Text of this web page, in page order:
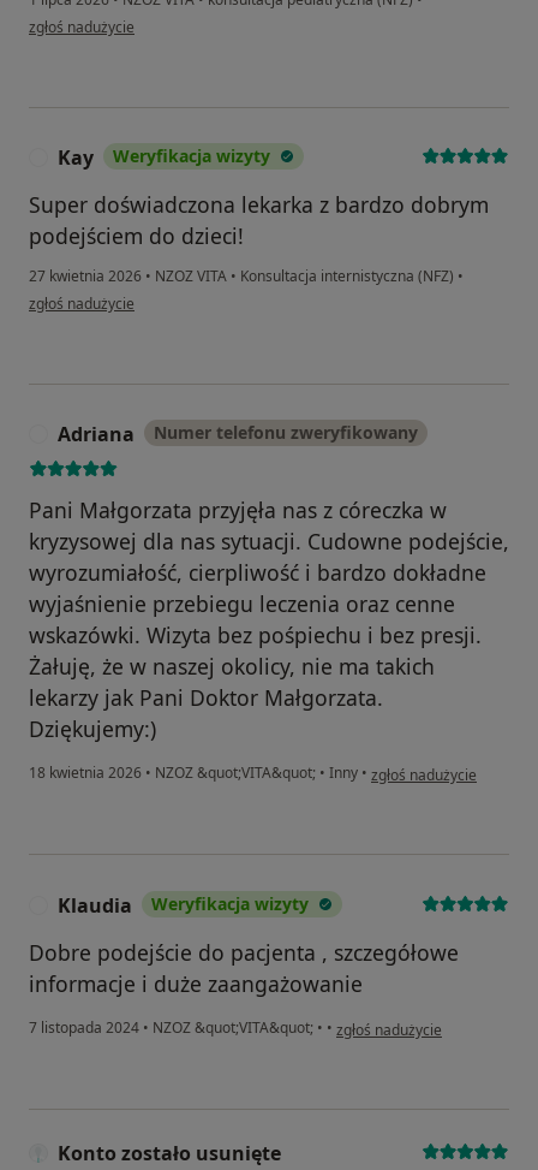
w opinii użytkownika anonimowy użytkownik
zgłoś nadużycie
Kay Weryfikacja wizyty
Super doświadczona lekarka z bardzo dobrym
podejściem do dzieci!
27 kwietnia 2026 • NZOZ VITA • Konsultacja internistyczna (NFZ) •
w opinii użytkownika Kay
zgłoś nadużycie
Adriana Numer telefonu zweryfikowany
Pani Małgorzata przyjęła nas z córeczka w
kryzysowej dla nas sytuacji. Cudowne podejście,
wyrozumiałość, cierpliwość i bardzo dokładne
wyjaśnienie przebiegu leczenia oraz cenne
wskazówki. Wizyta bez pośpiechu i bez presji.
Żałuję, że w naszej okolicy, nie ma takich
lekarzy jak Pani Doktor Małgorzata.
Dziękujemy:)
18 kwietnia 2026 • NZOZ &quot;VITA&quot; • Inny • w opinii użytkownika
zgłoś nadużycie
Klaudia Weryfikacja wizyty
Dobre podejście do pacjenta , szczegółowe
informacje i duże zaangażowanie
7 listopada 2024 • NZOZ &quot;VITA&quot; • • w opinii użytkownika Klaudia
zgłoś nadużycie
Konto zostało usunięte